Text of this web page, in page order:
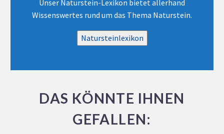
Unser Naturstein-Lexikon bietet allerhand
Wissenswertes rund um das Thema Naturstein.
Natursteinlexikon
DAS KÖNNTE IHNEN
GEFALLEN: